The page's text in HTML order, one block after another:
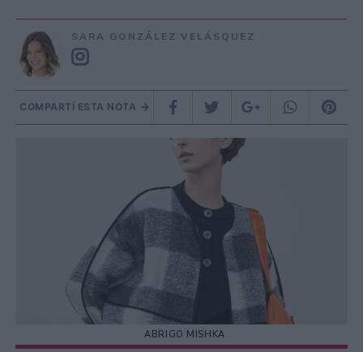
SARA GONZÁLEZ VELÁSQUEZ
COMPARTÍ ESTA NOTA
ABRIGO MISHKA